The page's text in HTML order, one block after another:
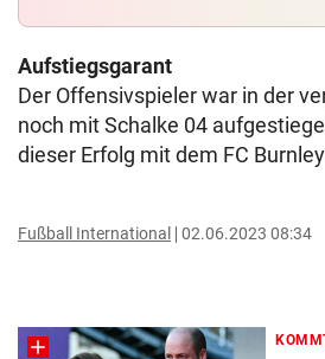
Aufstiegsgarant
Der Offensivspieler war in der
noch mit Schalke 04
dieser Erfolg mit dem FC
Fußball International 02.06.2023 08:34